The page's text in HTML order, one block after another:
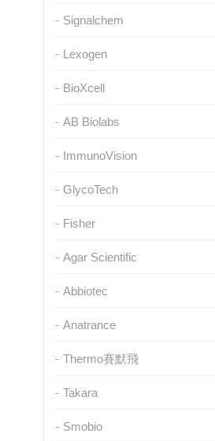
Signalchem
Lexogen
BioXcell
AB Biolabs
ImmunoVision
GlycoTech
Fisher
Agar Scientific
Abbiotec
Anatrance
Thermo賽默飛
Takara
Smobio